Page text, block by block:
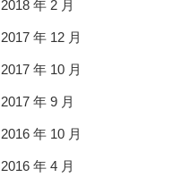
2018 年 2 月
2017 年 12 月
2017 年 10 月
2017 年 9 月
2016 年 10 月
2016 年 4 月